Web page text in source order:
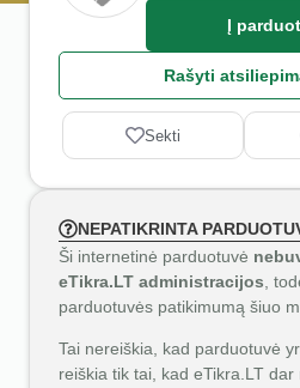
Į
Rašyti
Sekti
NEPATIKRINTA
Ši internetinė parduotuvė
eTikra.LT administracijos ,
parduotuvės patikimumą šiuo
Tai nereiškia, kad parduotuvė
reiškia tik tai, kad eTikra.LT dar